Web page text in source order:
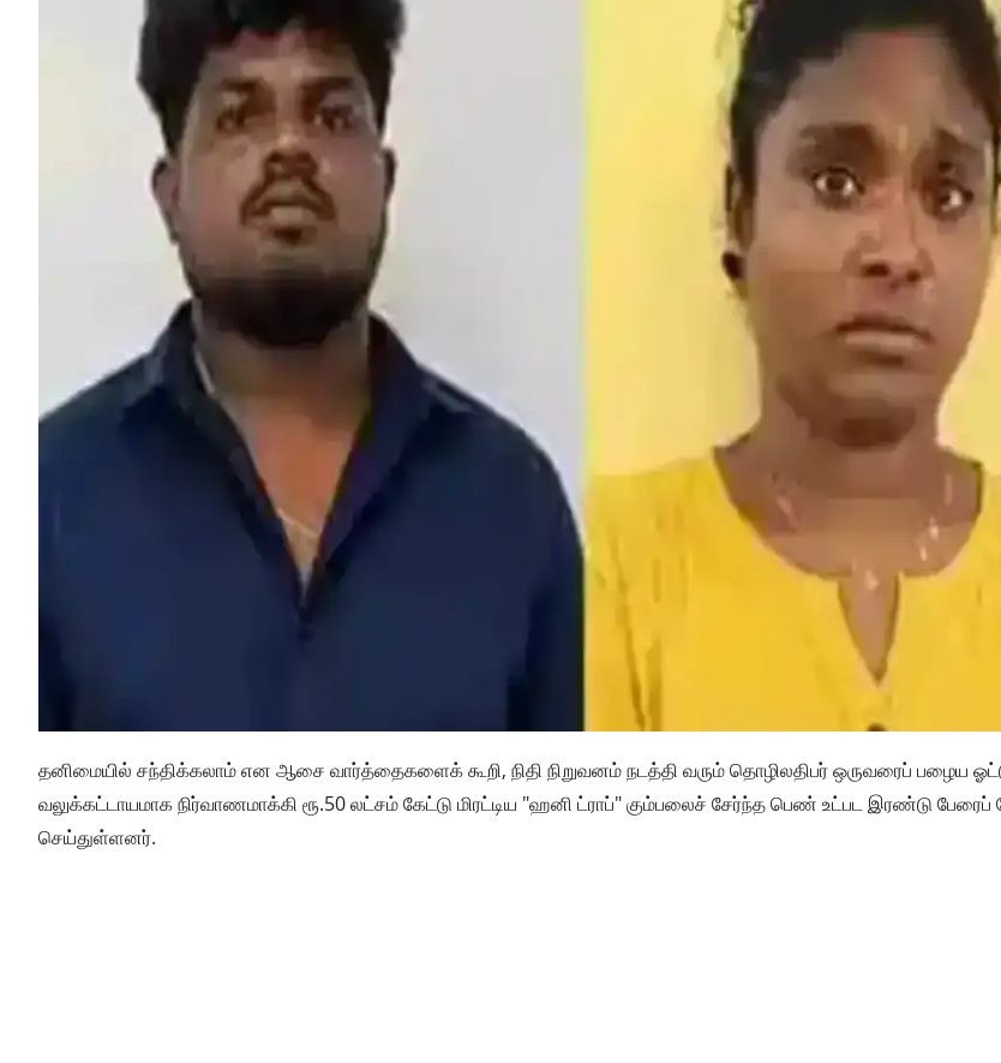
தனிமையில் சந்திக்கலாம் என ஆசை வார்த்தைகளைக் கூறி, நிதி நிறுவனம் நடத்தி வரும் தொழிலதிபர் ஒருவரைப் பழைய
வலுக்கட்டாயமாக நிர்வாணமாக்கி ரூ.50 லட்சம் கேட்டு மிரட்டிய "ஹனி ட்ராப்" கும்பலைச் சேர்ந்த பெண் உட்பட இரண்டு
செய்துள்ளனர்.